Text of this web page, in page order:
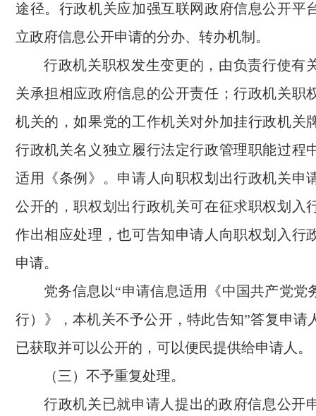
途径。行政机关应加强互联网政府信息公开平
立政府信息公开申请的分办、转办机制。
行政机关职权发生变更的，由负责行使有
关承担相应政府信息的公开责任；行政机关职
机关的，如果党的工作机关对外加挂行政机关
行政机关名义独立履行法定行政管理职能过程
适用《条例》。申请人向职权划出行政机关申
公开的，职权划出行政机关可在征求职权划入
作出相应处理，也可告知申请人向职权划入行
申请。
党务信息以“申请信息适用《中国共产党党
行）》，本机关不予公开，特此告知”答复申请
已获取并可以公开的，可以便民提供给申请人。
（三）不予重复处理。
行政机关已就申请人提出的政府信息公开